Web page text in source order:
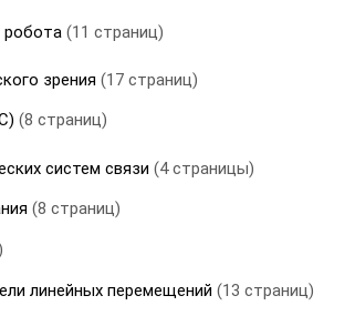
робота (11 страниц)
зрения (17 страниц)
(8 страниц)
систем связи (4 страницы)
(8 страниц)
линейных перемещений (13 страниц)